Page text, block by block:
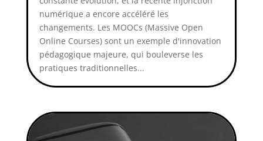
numérique a encore accéléré les
changements. Les MOOCs (Massive Open
Online Courses) sont un exemple d'innovation
pédagogique majeure, qui bouleverse les
pratiques traditionnelles...